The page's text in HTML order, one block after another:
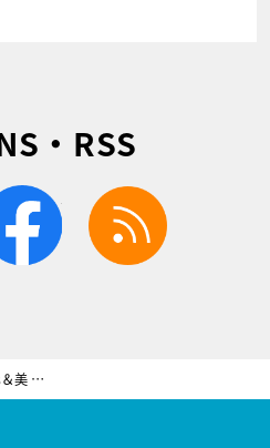
・RSS
facebook
HiHi Jets＆美 少年、3年ぶりにEXシアターで競演！「また11人でここに立つ日が来るとは」